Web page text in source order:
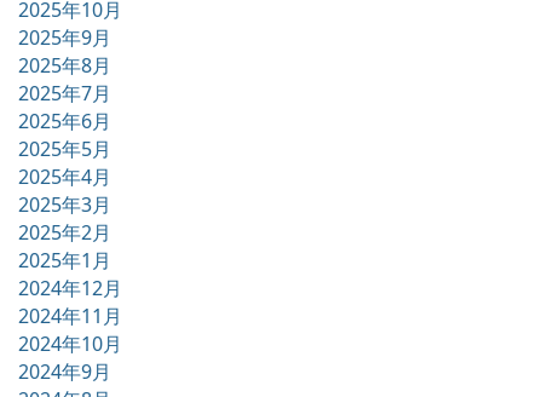
2025年10月
2025年9月
2025年8月
2025年7月
2025年6月
2025年5月
2025年4月
2025年3月
2025年2月
2025年1月
2024年12月
2024年11月
2024年10月
2024年9月